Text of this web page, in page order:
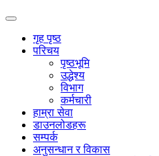
गृह पृष्ठ
परिचय
पृष्ठभूमि
उद्धेश्य
विभाग
कर्मचारी
हाम्रा सेवा
डाउनलोडहरू
सम्पर्क
अनुसन्धान र विकास